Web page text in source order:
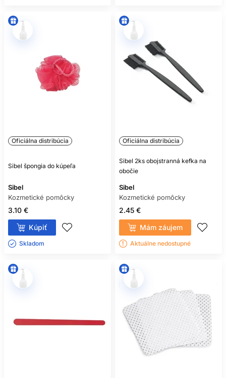
Oficiálna distribúcia
Sibel špongia do kúpeľa
Sibel
Kozmetické pomôcky
3.10 €
Kúpiť
Skladom ㅤ
Oficiálna distribúcia
Sibel 2ks obojstranná kefka na
obočie
Sibel
Kozmetické pomôcky
2.45 €
Mám záujem
Aktuálne nedostupné